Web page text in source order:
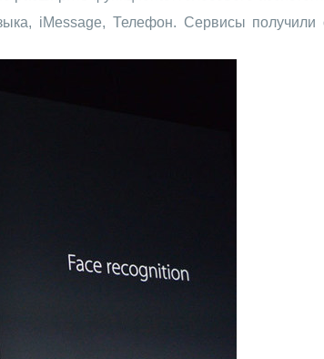
iMessage, Телефон. Сервисы